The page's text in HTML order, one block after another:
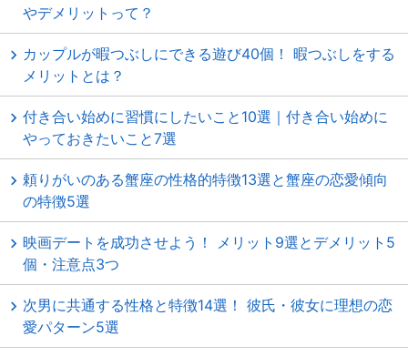
やデメリットって？
カップルが暇つぶしにできる遊び40個！ 暇つぶしをする
メリットとは？
付き合い始めに習慣にしたいこと10選｜付き合い始めに
やっておきたいこと7選
頼りがいのある蟹座の性格的特徴13選と蟹座の恋愛傾向
の特徴5選
映画デートを成功させよう！ メリット9選とデメリット5
個・注意点3つ
次男に共通する性格と特徴14選！ 彼氏・彼女に理想の恋
愛パターン5選